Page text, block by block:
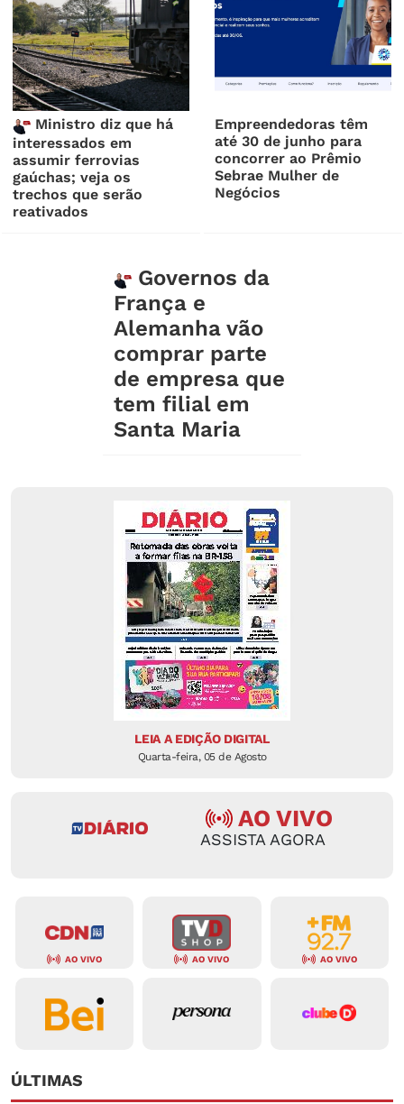
Ministro diz que há
interessados em
assumir ferrovias
gaúchas; veja os
trechos que serão
reativados
Empreendedoras têm
até 30 de junho para
concorrer ao Prêmio
Sebrae Mulher de
Negócios
Governos da
França e
Alemanha vão
comprar parte
de empresa que
tem filial em
Santa Maria
LEIA A EDIÇÃO DIGITAL
Quarta-feira, 05 de Agosto
AO VIVO
ASSISTA AGORA
AO VIVO AO VIVO AO VIVO
ÚLTIMAS